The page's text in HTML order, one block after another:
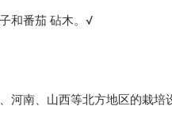
和番茄 砧木。√
河南、山西等北方地区的栽培